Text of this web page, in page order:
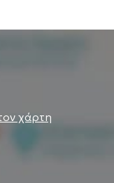
χάρτη